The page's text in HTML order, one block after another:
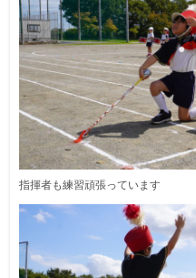
指揮者も練習頑張っています